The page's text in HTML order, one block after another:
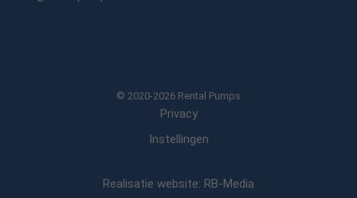
© 2020-2026 Rental Pumps
Privacy
Instellingen
Realisatie website: RB-Media